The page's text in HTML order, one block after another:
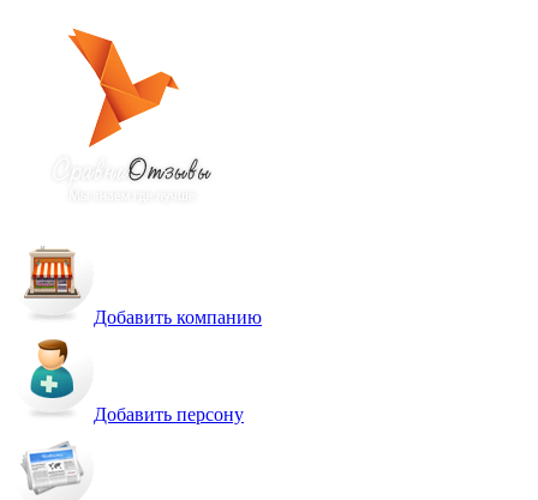
Добавить компанию
Добавить персону